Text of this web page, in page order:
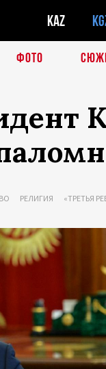
KAZ
ФОТО
РЕЛИГИЯ «ТРЕТЬЯ